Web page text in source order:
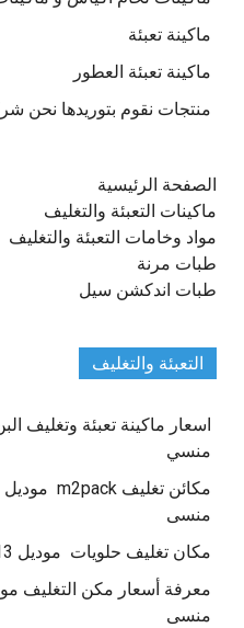
ماكينة تعبئة
ماكينة تعبئة العطور
منتجات نقوم بتوريدها نحن
الصفحة الرئيسية
ماكينات التعبئة والتغليف
مواد وخامات التعبئة والتغليف
طبات مرنة
طبات اندكشن سيل
التعبئة والتغليف
منسي
منسى
مكان تغليف حلويات موديل 913 من شركة المهندس منسى
منسى